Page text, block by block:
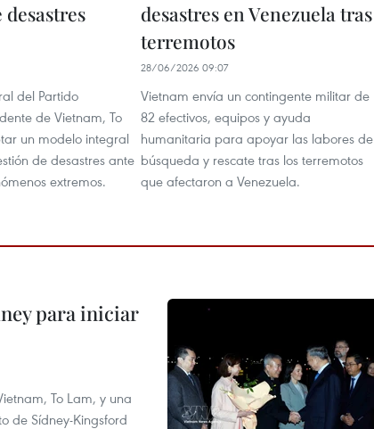
desastres
del Partido
de Vietnam, To
un modelo integral
de desastres ante
extremos.
desastres en Venezuela tras
terremotos
28/06/2026 09:07
Vietnam envía un contingente militar de
82 efectivos, equipos y ayuda
humanitaria para apoyar las labores de
búsqueda y rescate tras los terremotos
que afectaron a Venezuela.
para iniciar
To Lam, y una
de Sídney-Kingsford